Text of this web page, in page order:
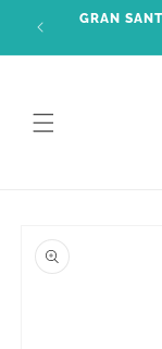
directamente
GRAN
a la
información